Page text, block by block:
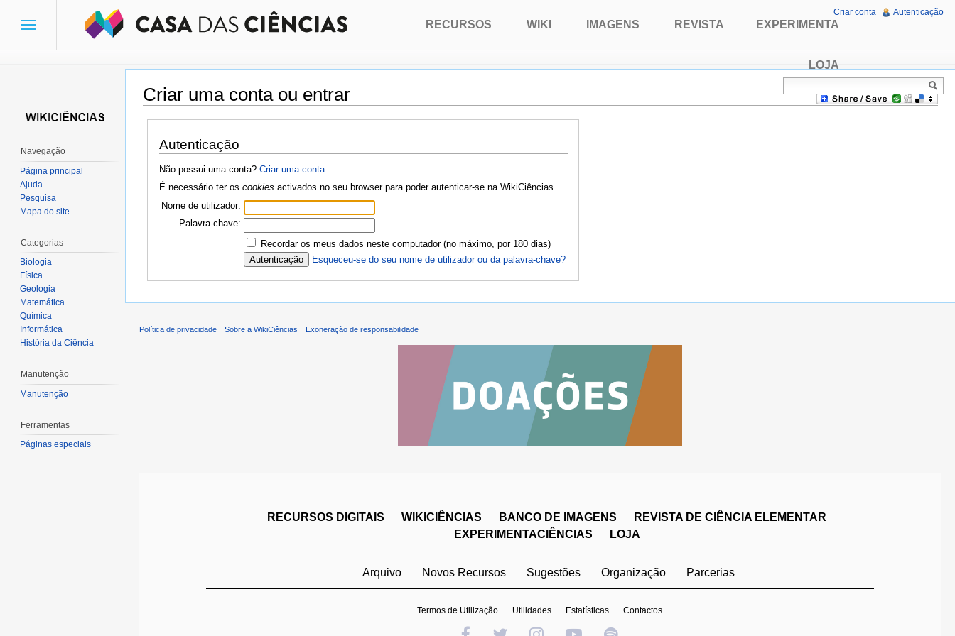
Criar uma conta ou entrar
Ir para:navegação,pesquisa
Autenticação
Não possui uma conta? Criar uma conta.
É necessário ter os cookies activados no seu browser para poder autenticar-se na WikiCiências.
Nome de utilizador:
Palavra-chave:
Recordar os meus dados neste computador (no máximo, por 180 dias)
Esqueceu-se do seu nome de utilizador ou da palavra-chave?
Toggle
RECURSOS WIKI IMAGENS REVISTA EXPERIMENTA
LOJA
Criar conta Autenticação
Navegação
Página principal
Ajuda
Pesquisa
Mapa do site
Categorias
Biologia
Física
Geologia
Matemática
Química
Informática
História da Ciência
Manutenção
Manutenção
Ferramentas
Páginas especiais
Política de privacidade Sobre a WikiCiências Exoneração de responsabilidade
RECURSOS DIGITAIS WIKICIÊNCIAS BANCO DE IMAGENS
REVISTA DE CIÊNCIA ELEMENTAR
EXPERIMENTACIÊNCIAS
LOJA
Arquivo Novos Recursos Sugestões Organização Parcerias
Termos de Utilização Utilidades Estatísticas Contactos